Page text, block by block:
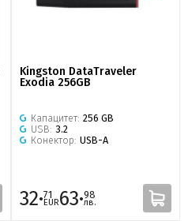
Kingston DataTraveler
Exodia 256GB
Капацитет: 256 GB
USB: 3.2
Конектор: USB-A
32·71
EUR63·98
лв.